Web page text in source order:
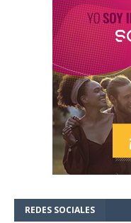
REDES SOCIALES